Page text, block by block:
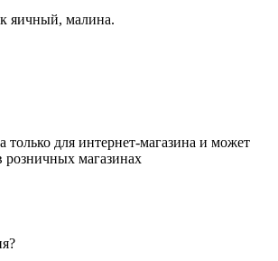
яичный, малина.
только для интернет-магазина и может
розничных магазинах